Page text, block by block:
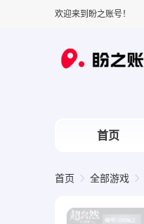
欢迎来到盼之账号！
首页
首页 全部游戏